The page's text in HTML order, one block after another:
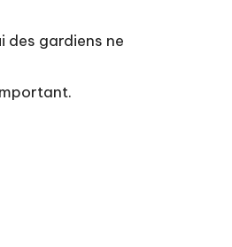
des gardiens ne